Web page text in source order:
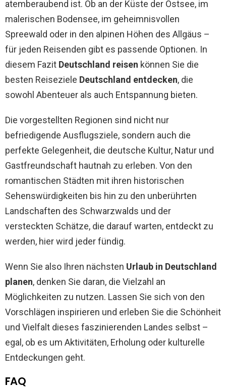
atemberaubend ist. Ob an der Küste der Ostsee, im
malerischen Bodensee, im geheimnisvollen
Spreewald oder in den alpinen Höhen des Allgäus –
für jeden Reisenden gibt es passende Optionen. In
diesem Fazit Deutschland reisen können Sie die
besten Reiseziele Deutschland entdecken, die
sowohl Abenteuer als auch Entspannung bieten.
Die vorgestellten Regionen sind nicht nur
befriedigende Ausflugsziele, sondern auch die
perfekte Gelegenheit, die deutsche Kultur, Natur und
Gastfreundschaft hautnah zu erleben. Von den
romantischen Städten mit ihren historischen
Sehenswürdigkeiten bis hin zu den unberührten
Landschaften des Schwarzwalds und der
versteckten Schätze, die darauf warten, entdeckt zu
werden, hier wird jeder fündig.
Wenn Sie also Ihren nächsten Urlaub in Deutschland
planen, denken Sie daran, die Vielzahl an
Möglichkeiten zu nutzen. Lassen Sie sich von den
Vorschlägen inspirieren und erleben Sie die Schönheit
und Vielfalt dieses faszinierenden Landes selbst –
egal, ob es um Aktivitäten, Erholung oder kulturelle
Entdeckungen geht.
FAQ